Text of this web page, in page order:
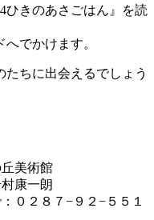
ひきのあさごはん』を読
でかけます。
ちに出会えるでしょう
美術館
康一朗
０２８７−９２−５５１